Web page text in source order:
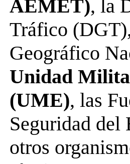
AEMET), la
Tráfico
Geográfico
Unidad
(UME), las
Seguridad del
otros